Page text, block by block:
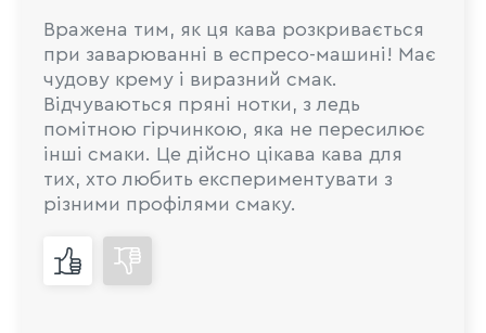
Вражена тим, як ця кава розкривається
при заварюванні в еспресо-машині! Має
чудову крему і виразний смак.
Відчуваються пряні нотки, з ледь
помітною гірчинкою, яка не пересилює
інші смаки. Це дійсно цікава кава для
тих, хто любить експериментувати з
різними профілями смаку.